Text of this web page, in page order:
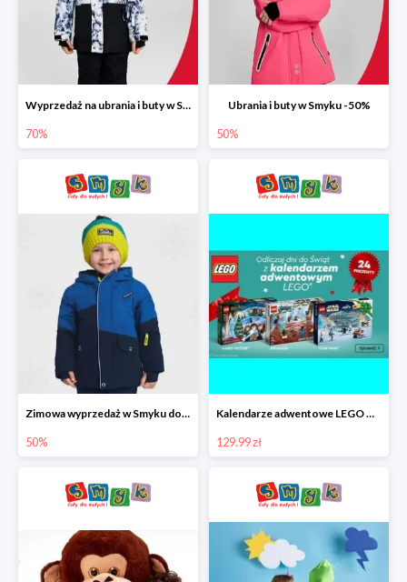
Wyprzedaż na ubrania i buty w Smyku do -70%
70%
Ubrania i buty w Smyku -50%
50%
Zimowa wyprzedaż w Smyku do -50%
50%
Kalendarze adwentowe LEGO w Smyku w super cenie
129.99 zł